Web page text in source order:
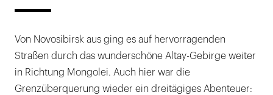
Von Novosibirsk aus ging es auf hervorragenden
Straßen durch das wunderschöne Altay-Gebirge weiter
in Richtung Mongolei. Auch hier war die
Grenzüberquerung wieder ein dreitägiges Abenteuer: